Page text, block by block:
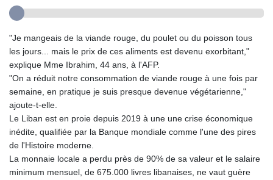
"Je mangeais de la viande rouge, du poulet ou du poisson tous
les jours... mais le prix de ces aliments est devenu exorbitant,"
explique Mme Ibrahim, 44 ans, à l'AFP.
"On a réduit notre consommation de viande rouge à une fois par
semaine, en pratique je suis presque devenue végétarienne,"
ajoute-t-elle.
Le Liban est en proie depuis 2019 à une une crise économique
inédite, qualifiée par la Banque mondiale comme l'une des pires
de l'Histoire moderne.
La monnaie locale a perdu près de 90% de sa valeur et le salaire
minimum mensuel, de 675.000 livres libanaises, ne vaut guère